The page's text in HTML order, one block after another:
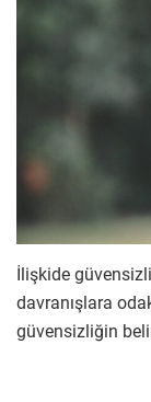
İlişkide
davranışlara
güvensizliğin